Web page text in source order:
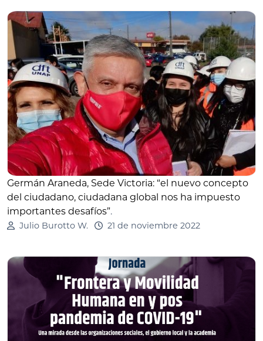
Germán Araneda, Sede Victoria: “el nuevo concepto
del ciudadano, ciudadana global nos ha impuesto
importantes desafíos”.
Julio Burotto W. 21 de noviembre 2022